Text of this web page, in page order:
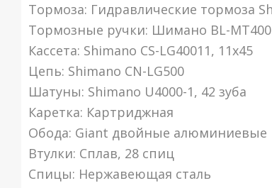
Тормоза: Гидравлические тормоза
Тормозные ручки: Шимано BL-MT400
Кассета: Shimano CS-LG40011, 11x45
Цепь: Shimano CN-LG500
Шатуны: Shimano U4000-1, 42 зуба
Каретка: Картриджная
Обода: Giant двойные алюминиевые
Втулки: Сплав, 28 спиц
Спицы: Нержавеющая сталь